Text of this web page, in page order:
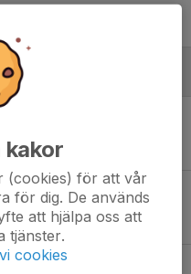
- IBK Alingsås
P11 2
kakor
(cookies) för att vår
för dig. De används
att hjälpa oss att
tjänster.
cookies